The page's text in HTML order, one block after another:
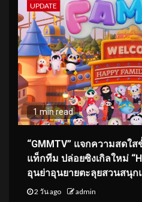
UPDATE
1 min read
“GMMTV” แจกความสดใ
แท็กทีม ปล่อยซิงเกิลใหม่
อุนย่าอุนยายตะลุยสวนสนุก
2 วัน ago admin